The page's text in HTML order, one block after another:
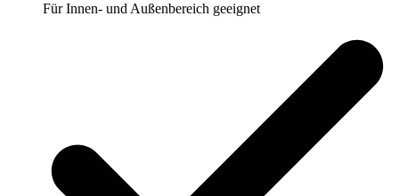
Für Innen- und Außenbereich geeignet